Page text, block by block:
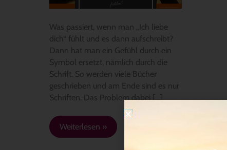
Was passiert, wenn man „Ich liebe
dich“ fühlt und es dann aufschreibt?
Dann hat man ein Gefühl durch ein
Symbol ersetzt, nämlich durch die
Schrift. So werden viele Bücher
geschrieben und am Ende sind es nur
Schriften. Das Problem dabei […]
Weiterlesen »